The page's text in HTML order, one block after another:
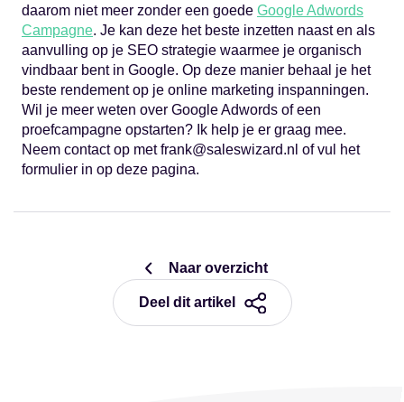
daarom niet meer zonder een goede Google Adwords
Campagne. Je kan deze het beste inzetten naast en als
aanvulling op je SEO strategie waarmee je organisch
vindbaar bent in Google. Op deze manier behaal je het
beste rendement op je online marketing inspanningen.
Wil je meer weten over Google Adwords of een
proefcampagne opstarten? Ik help je er graag mee.
Neem contact op met frank@saleswizard.nl of vul het
formulier in op deze pagina.
Naar overzicht
Deel dit artikel